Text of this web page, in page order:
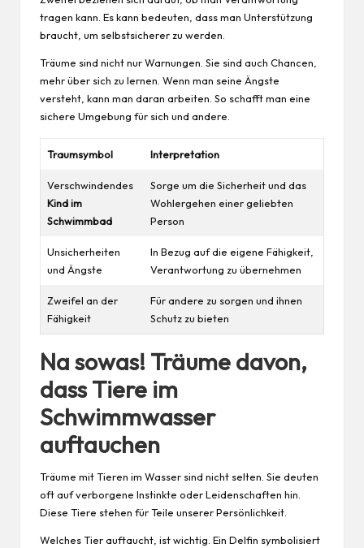
tragen kann. Es kann bedeuten, dass man Unterstützung
braucht, um selbstsicherer zu werden.
Träume sind nicht nur Warnungen. Sie sind auch Chancen,
mehr über sich zu lernen. Wenn man seine Ängste
versteht, kann man daran arbeiten. So schafft man eine
sichere Umgebung für sich und andere.
Traumsymbol Interpretation
Verschwindendes
Kind im
Schwimmbad
Sorge um die Sicherheit und das
Wohlergehen einer geliebten
Person
Unsicherheiten
und Ängste
In Bezug auf die eigene Fähigkeit,
Verantwortung zu übernehmen
Zweifel an der
Fähigkeit
Für andere zu sorgen und ihnen
Schutz zu bieten
Na sowas! Träume davon,
dass Tiere im
Schwimmwasser
auftauchen
Träume mit Tieren im Wasser sind nicht selten. Sie deuten
oft auf verborgene Instinkte oder Leidenschaften hin.
Diese Tiere stehen für Teile unserer Persönlichkeit.
Welches Tier auftaucht, ist wichtig. Ein Delfin symbolisiert